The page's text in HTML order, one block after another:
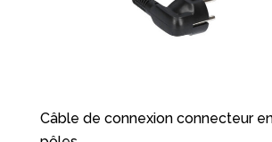
Câble de connexion connecteur